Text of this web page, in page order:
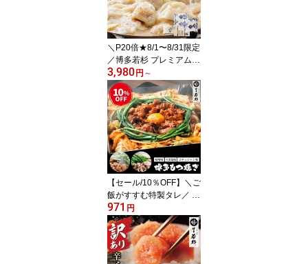
中元
＼P20倍★8/1〜8/31限定
／博多若杉 プレミアム
炊き餃子 2〜3人前/4〜5
人前 【送料無料】 c1 ぎ
ょうざ ギョーザ お取り
寄せ ギフト プレゼント
贈り物 内祝い 冷凍 食品
おつまみ 食べ物 博多 九
州 お中元
3,980 円 ～
【セール/10％OFF】＼ご
飯がすすむ特製タレ／ 博
多もつ焼き(2〜3人前)
【ホルモンミックス】 c3
味噌味 うま塩味 コチュ
ジャン味 お取り寄せ ギ
フト プレゼント 贈り物
971 円